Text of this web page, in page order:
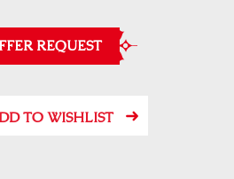
REQUEST
TO WISHLIST